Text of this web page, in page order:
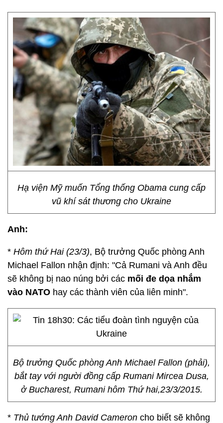
Hạ viện Mỹ muốn Tổng thống Obama cung cấp
vũ khí sát thương cho Ukraine
Anh:
* Hôm thứ Hai (23/3), Bộ trưởng Quốc phòng Anh
Michael Fallon nhận định: "Cả Rumani và Anh đều
sẽ không bị nao núng bởi các mối đe dọa nhắm
vào NATO hay các thành viên của liên minh".
Bộ trưởng Quốc phòng Anh Michael Fallon (phải),
bắt tay với người đồng cấp Rumani Mircea Dusa,
ở Bucharest, Rumani hôm Thứ hai,23/3/2015.
* Thủ tướng Anh David Cameron cho biết sẽ không